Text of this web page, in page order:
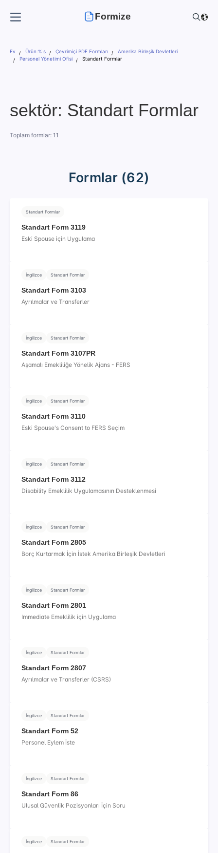
Formize
Ev Ürün:% s Çevrimiçi PDF Formları
Amerika Birleşik Devletleri
Personel Yönetimi Ofisi
Standart Formlar
sektör: Standart Formlar
Toplam formlar: 11
Formlar (62)
Standart Formlar
Standart Form 3119
Eski Spouse için Uygulama
İngilizce Standart Formlar
Standart Form 3103
Ayrılmalar ve Transferler
İngilizce Standart Formlar
Standart Form 3107PR
Aşamalı Emekliliğe Yönelik Ajans - FERS
İngilizce Standart Formlar
Standart Form 3110
Eski Spouse's Consent to FERS Seçim
İngilizce Standart Formlar
Standart Form 3112
Disability Emeklilik Uygulamasının Desteklenmesi
İngilizce Standart Formlar
Standart Form 2805
Borç Kurtarmak İçin İstek Amerika Birleşik Devletleri
İngilizce Standart Formlar
Standart Form 2801
Immediate Emeklilik için Uygulama
İngilizce Standart Formlar
Standart Form 2807
Ayrılmalar ve Transferler (CSRS)
İngilizce Standart Formlar
Standart Form 52
Personel Eylem İste
İngilizce Standart Formlar
Standart Form 86
Ulusal Güvenlik Pozisyonları İçin Soru
İngilizce Standart Formlar